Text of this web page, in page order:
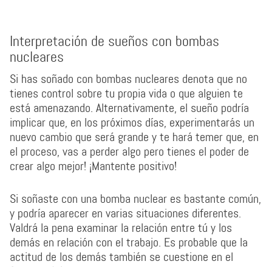
Interpretación de sueños con bombas
nucleares
Si has soñado con bombas nucleares denota que no
tienes control sobre tu propia vida o que alguien te
está amenazando. Alternativamente, el sueño podría
implicar que, en los próximos días, experimentarás un
nuevo cambio que será grande y te hará temer que, en
el proceso, vas a perder algo pero tienes el poder de
crear algo mejor! ¡Mantente positivo!
Si soñaste con una bomba nuclear es bastante común,
y podría aparecer en varias situaciones diferentes.
Valdrá la pena examinar la relación entre tú y los
demás en relación con el trabajo. Es probable que la
actitud de los demás también se cuestione en el